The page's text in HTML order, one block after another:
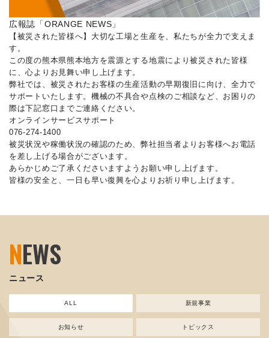
広報誌「ORANGE NEWS」
【被災された皆様へ】大切な工場と生産を、私たちが全力で支えま
す。
この度の熊本県熊本地方を震源とする地震により被災された皆様
に、心よりお見舞い申し上げます。
弊社では、被災されたお客様の生産活動の早期復旧に向け、全力で
サポートいたします。機械の不具合や点検のご相談など、お困りの
際は下記窓口までご連絡ください。
オンラインサービスサポート
076-274-1400
被災状況や稼働状況の確認のため、弊社担当者よりお客様へお電話
を差し上げる場合がございます。
あらかじめご了承くださいますようお願い申し上げます。
皆様の安全と、一日も早い復興を心よりお祈り申し上げます。
NEWS
ニュース
ALL 新規事業
お知らせ トピックス